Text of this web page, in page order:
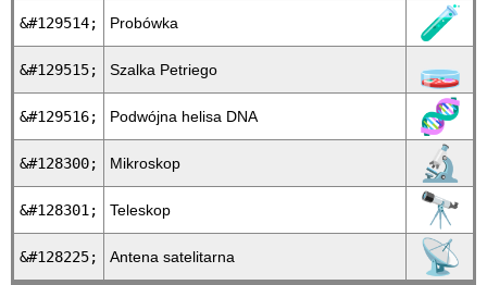
&#129514; Probówka 🧪
&#129515; Szalka Petriego 🧫
&#129516; Podwójna helisa DNA 🧬
&#128300; Mikroskop 🔬
&#128301; Teleskop 🔭
&#128225; Antena satelitarna 📡